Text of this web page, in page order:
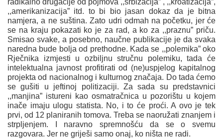
radikalno drugačije od pojmova ,,srbizacija” , ,,kroatizacija”,
,,amerikanizacija” itd. to bi bio jasan dokaz da je bitna
namjera, a ne suština. Zato udri odmah na početku, jer će
se na kraju pokazati ko je za rad, a ko za ,,praznu” priču.
Smisao svake, a posebno, naučne publikacije je da svaka
naredna bude bolja od prethodne. Kada se ,,polemika” oko
Rječnika izmjesti u ozbiljnu stručnu polemiku, tada će
intelektualna javnost profitirati od (ne)uspjelog kapitalnog
projekta od nacionalnog i kulturnog značaja. Do tada ćemo
se gušiti u jeftinoj politizaciji. Za sada su predstavnici
,,manjina” istureni kao osmatračnica u pozorištu u kojem
inače imaju ulogu statista. No, i to će proći. A ovo je tek
prvi, od 12 planiranih tomova. Treba se naoružati znanjem i
strpljenjem. I naravno spremnošću da se o svemu
razgovara. Jer ne griješi samo onaj, ko ništa ne radi.